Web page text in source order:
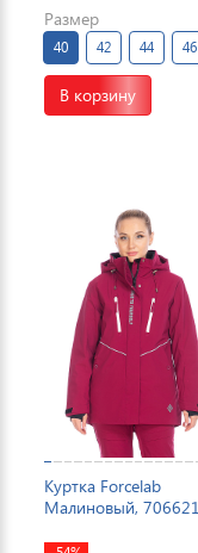
Размер
40 42 44 46
В корзину
Куртка Forcelab
Малиновый, 706621